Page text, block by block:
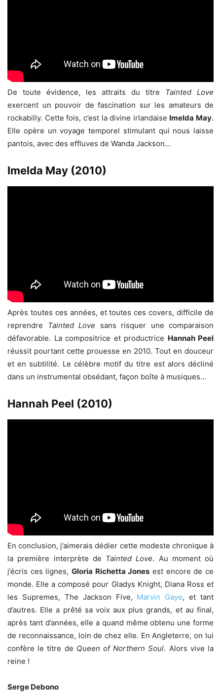
De toute évidence, les attraits du titre Tainted Love
exercent un pouvoir de fascination sur les amateurs de
rockabilly. Cette fois, c’est la divine irlandaise Imelda May.
Elle opère un voyage temporel stimulant qui nous laisse
pantois, avec des effluves de Wanda Jackson…
Imelda May (2010)
Après toutes ces années, et toutes ces covers, difficile de
reprendre Tainted Love sans risquer une comparaison
défavorable. La compositrice et productrice Hannah Peel
réussit pourtant cette prouesse en 2010. Tout en douceur
et en subtilité. Le célèbre motif du titre est alors décliné
dans un instrumental obsédant, façon boîte à musiques…
Hannah Peel (2010)
En conclusion, j’aimerais dédier cette modeste chronique à
la première interprète de Tainted Love. Au moment où
j’écris ces lignes, Gloria Richetta Jones est encore de ce
monde. Elle a composé pour Gladys Knight, Diana Ross et
les Supremes, The Jackson Five, Marvin Gaye, et tant
d’autres. Elle a prêté sa voix aux plus grands, et au final,
après tant d’années, elle a quand même obtenu une forme
de reconnaissance, loin de chez elle. En Angleterre, on lui
confère le titre de Queen of Northern Soul. Alors vive la
reine !
Serge Debono